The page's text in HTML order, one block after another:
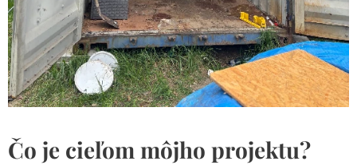
Čo je cieľom môjho projektu?